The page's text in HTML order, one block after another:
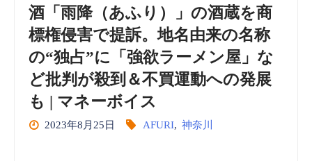
酒「雨降（あふり）」の酒蔵を商
標権侵害で提訴。地名由来の名称
の“独占”に「強欲ラーメン屋」な
ど批判が殺到＆不買運動への発展
も | マネーボイス
2023年8月25日 AFURI, 神奈川